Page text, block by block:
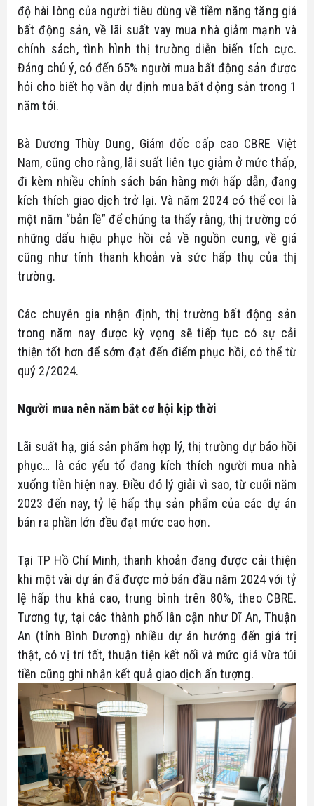
độ hài lòng của người tiêu dùng về tiềm năng tăng giá
bất động sản, về lãi suất vay mua nhà giảm mạnh và
chính sách, tình hình thị trường diễn biến tích cực.
Đáng chú ý, có đến 65% người mua bất động sản được
hỏi cho biết họ vẫn dự định mua bất động sản trong 1
năm tới.
Bà Dương Thùy Dung, Giám đốc cấp cao CBRE Việt
Nam, cũng cho rằng, lãi suất liên tục giảm ở mức thấp,
đi kèm nhiều chính sách bán hàng mới hấp dẫn, đang
kích thích giao dịch trở lại. Và năm 2024 có thể coi là
một năm “bản lề” để chúng ta thấy rằng, thị trường có
những dấu hiệu phục hồi cả về nguồn cung, về giá
cũng như tính thanh khoản và sức hấp thụ của thị
trường.
Các chuyên gia nhận định, thị trường bất động sản
trong năm nay được kỳ vọng sẽ tiếp tục có sự cải
thiện tốt hơn để sớm đạt đến điểm phục hồi, có thể từ
quý 2/2024.
Người mua nên năm bắt cơ hội kịp thời
Lãi suất hạ, giá sản phẩm hợp lý, thị trường dự báo hồi
phục… là các yếu tố đang kích thích người mua nhà
xuống tiền hiện nay. Điều đó lý giải vì sao, từ cuối năm
2023 đến nay, tỷ lệ hấp thụ sản phẩm của các dự án
bán ra phần lớn đều đạt mức cao hơn.
Tại TP Hồ Chí Minh, thanh khoản đang được cải thiện
khi một vài dự án đã được mở bán đầu năm 2024 với tỷ
lệ hấp thu khá cao, trung bình trên 80%, theo CBRE.
Tương tự, tại các thành phố lân cận như Dĩ An, Thuận
An (tỉnh Bình Dương) nhiều dự án hướng đến giá trị
thật, có vị trí tốt, thuận tiện kết nối và mức giá vừa túi
tiền cũng ghi nhận kết quả giao dịch ấn tượng.